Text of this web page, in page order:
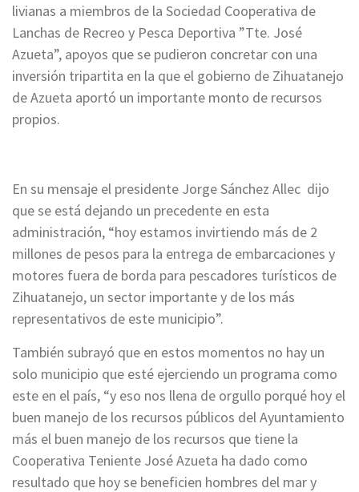
livianas a miembros de la Sociedad Cooperativa de
Lanchas de Recreo y Pesca Deportiva ”Tte. José
Azueta”, apoyos que se pudieron concretar con una
inversión tripartita en la que el gobierno de Zihuatanejo
de Azueta aportó un importante monto de recursos
propios.
En su mensaje el presidente Jorge Sánchez Allec dijo
que se está dejando un precedente en esta
administración, “hoy estamos invirtiendo más de 2
millones de pesos para la entrega de embarcaciones y
motores fuera de borda para pescadores turísticos de
Zihuatanejo, un sector importante y de los más
representativos de este municipio”.
También subrayó que en estos momentos no hay un
solo municipio que esté ejerciendo un programa como
este en el país, “y eso nos llena de orgullo porqué hoy el
buen manejo de los recursos públicos del Ayuntamiento
más el buen manejo de los recursos que tiene la
Cooperativa Teniente José Azueta ha dado como
resultado que hoy se beneficien hombres del mar y